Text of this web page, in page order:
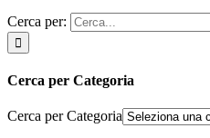
Cerca per:
Cerca per Categoria
Cerca per Categoria